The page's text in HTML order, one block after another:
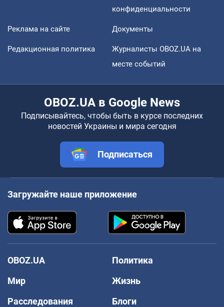
конфиденциальности
Реклама на сайте Документы
Редакционная политика
Журналисты OBOZ.UA на
месте событий
OBOZ.UA в Google News
Подписывайтесь, чтобы быть в курсе последних
новостей Украины и мира сегодня
Подписаться
Загружайте наше приложение
OBOZ.UA
Политика
Мир
Жизнь
Расследования
Блоги